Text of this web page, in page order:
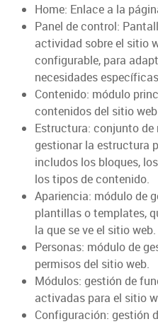
Home: Enlace a la
Panel de control:
actividad sobre el sitio
configurable, para
necesidades
Contenido: módulo
contenidos del sitio
Estructura: conjunto de
gestionar la estructura
includos los bloques,
los tipos de contenido.
Apariencia: módulo de
plantillas o templates,
la que se ve el sitio web.
Personas: módulo de
permisos del sitio web.
Módulos: gestión de
activadas para el sitio
Configuración: gestión